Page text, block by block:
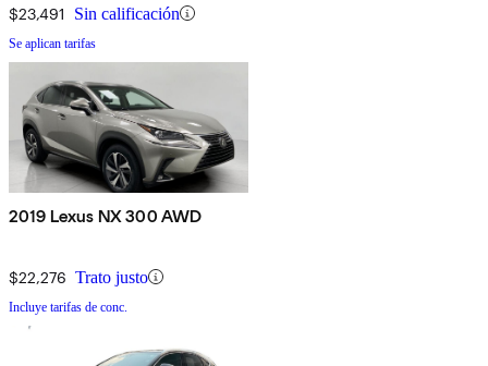
$23,491 Sin calificación
Se aplican tarifas
2019 Lexus NX 300 AWD
$22,276 Trato justo
Incluye tarifas de conc.